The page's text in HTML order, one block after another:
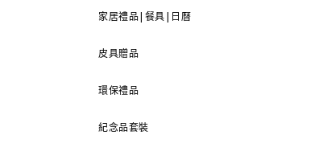
家居禮品|餐具|日曆
皮具贈品
環保禮品
紀念品套裝